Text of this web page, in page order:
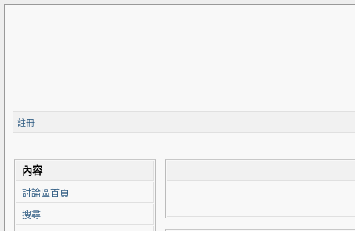
註冊
內容
討論區首頁
搜尋